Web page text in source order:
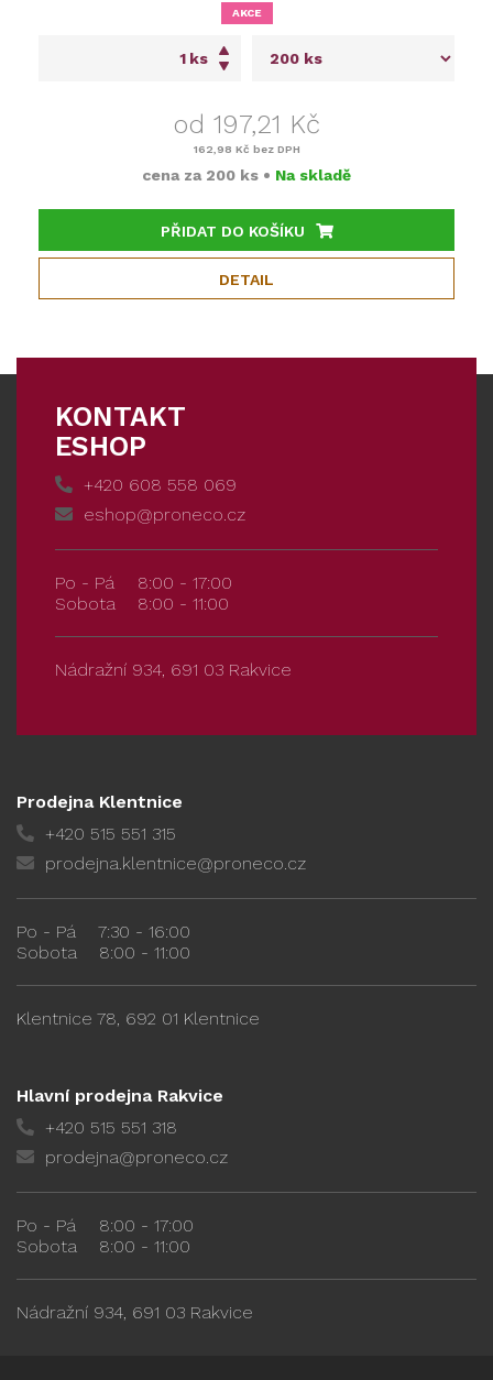
ks
od 197,21 Kč
162,98 Kč bez DPH
cena za 200 ks • Na skladě
AKCE
PŘIDAT DO KOŠÍKU
DETAIL
KONTAKT
ESHOP
+420 608 558 069
eshop@proneco.cz
Po - Pá
8:00 - 17:00
Sobota
8:00 - 11:00
Nádražní 934, 691 03 Rakvice
Prodejna Klentnice
+420 515 551 315
prodejna.klentnice@proneco.cz
Po - Pá
7:30 - 16:00
Sobota
8:00 - 11:00
Klentnice 78, 692 01 Klentnice
Hlavní prodejna Rakvice
+420 515 551 318
prodejna@proneco.cz
Po - Pá
8:00 - 17:00
Sobota
8:00 - 11:00
Nádražní 934, 691 03 Rakvice